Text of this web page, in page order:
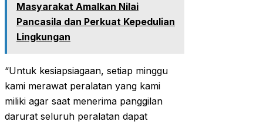
Masyarakat Amalkan Nilai
Pancasila dan Perkuat Kepedulian
Lingkungan
“Untuk kesiapsiagaan, setiap minggu
kami merawat peralatan yang kami
miliki agar saat menerima panggilan
darurat seluruh peralatan dapat